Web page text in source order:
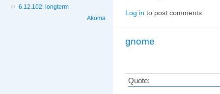
6.12.102: longterm
Akoma
Log in to post comments
gnome
Quote: